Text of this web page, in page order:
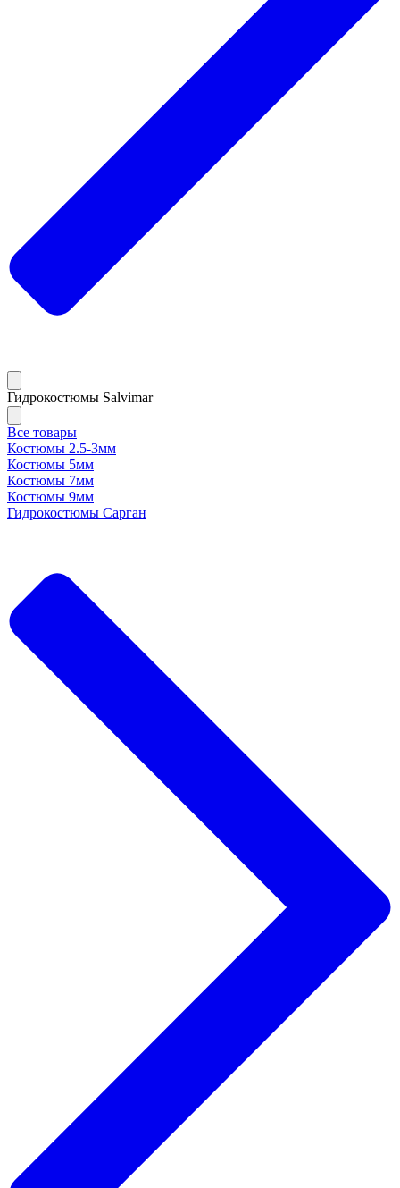
Гидрокостюмы Salvimar
Все товары
Костюмы 2.5-3мм
Костюмы 5мм
Костюмы 7мм
Костюмы 9мм
Гидрокостюмы Сарган